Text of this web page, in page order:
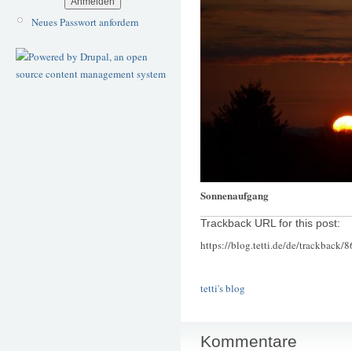
Neues Passwort anfordern
Sonnenaufgang
Trackback URL for this post:
https://blog.tetti.de/de/trackback/
tetti's blog
Kommentare